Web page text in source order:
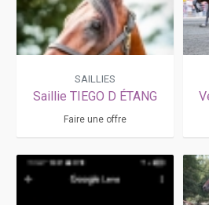
SAILLIES
Saillie TIEGO D ÉTANG
Faire une offre